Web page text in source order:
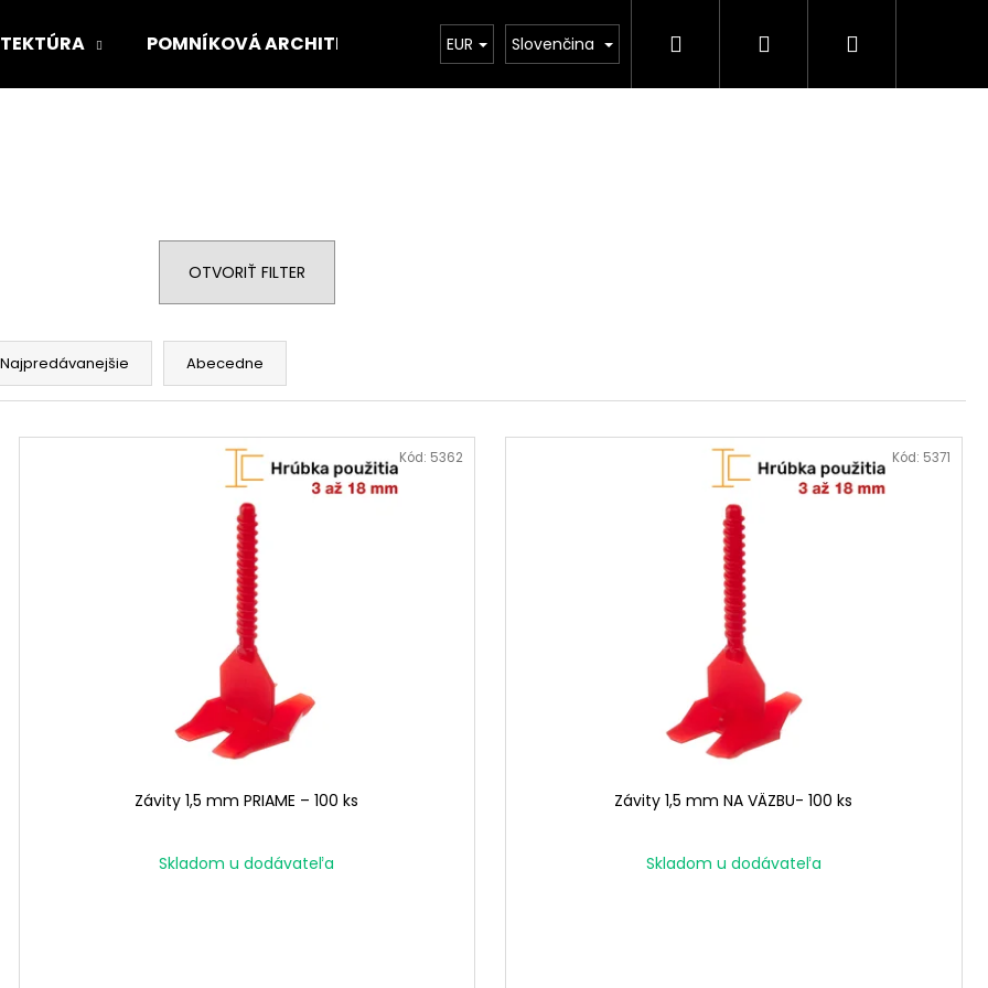
POMNÍKOVÁ ARCHITEKTÚRA O NÁS Kamenárstvo STONESTORE – Cenník
EUR Slovenčina Hľadať PrihlásenieNákupný
OTVORIŤ FILTER
Najpredávanejšie Abecedne
Závity 1,5 mm PRIAME – 100 ks
Skladom u dodávateľa
Kód: 5362
Závity 1,5 mm NA VÄZBU- 100 ks
Skladom u dodávateľa
Kód: 5371
Odporúčame